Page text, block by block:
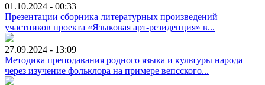
01.10.2024 - 00:33
Презентации сборника литературных произведений
участников проекта «Языковая арт-резиденция» в...
27.09.2024 - 13:09
Методика преподавания родного языка и культуры народа
через изучение фольклора на примере вепсского...